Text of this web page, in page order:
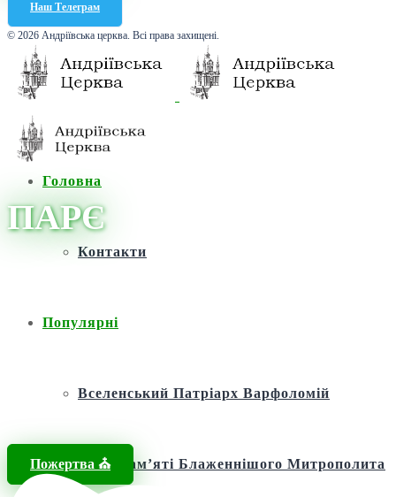
Наш Телеграм
© 2026 Андріївська церква. Всі права захищені.
Головна
Контакти
Популярні
Вселенський Патріарх Варфоломій
Фонд пам’яті Блаженнішого Митрополита
Пожертва ⛪️
ПАРЄ